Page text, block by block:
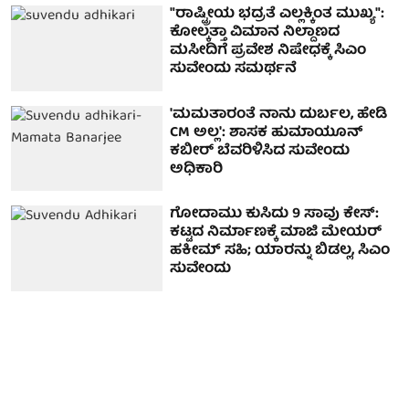
"ರಾಷ್ಟ್ರೀಯ ಭದ್ರತೆ ಎಲ್ಲಕ್ಕಿಂತ ಮುಖ್ಯ":
ಕೋಲ್ಕತ್ತಾ ವಿಮಾನ ನಿಲ್ದಾಣದ
ಮಸೀದಿಗೆ ಪ್ರವೇಶ ನಿಷೇಧಕ್ಕೆ ಸಿಎಂ
ಸುವೇಂದು ಸಮರ್ಥನೆ
'ಮಮತಾರಂತೆ ನಾನು ದುರ್ಬಲ, ಹೇಡಿ
CM ಅಲ್ಲ': ಶಾಸಕ ಹುಮಾಯೂನ್
ಕಬೀರ್​ ಬೆವರಿಳಿಸಿದ ಸುವೇಂದು
ಅಧಿಕಾರಿ
ಗೋದಾಮು ಕುಸಿದು 9 ಸಾವು ಕೇಸ್:
ಕಟ್ಟದ ನಿರ್ಮಾಣಕ್ಕೆ ಮಾಜಿ ಮೇಯರ್
ಹಕೀಮ್ ಸಹಿ; ಯಾರನ್ನು ಬಿಡಲ್ಲ, ಸಿಎಂ
ಸುವೇಂದು